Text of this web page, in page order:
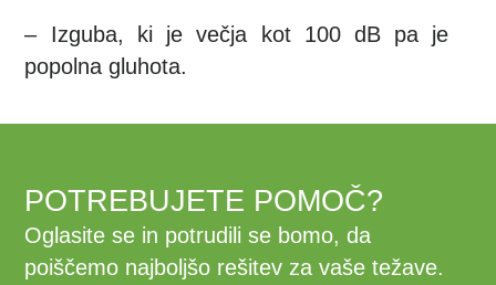
– Izguba, ki je večja kot 100 dB pa je
popolna gluhota.
POTREBUJETE POMOČ?
Oglasite se in potrudili se bomo, da
poiščemo najboljšo rešitev za vaše težave.